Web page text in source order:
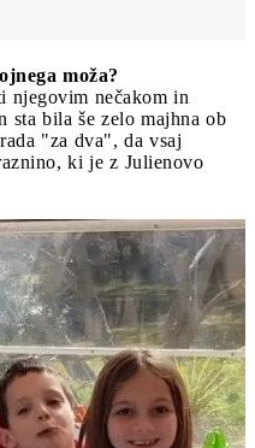
moža?
njegovim nečakom in
bila še zelo majhna ob
"za dva", da vsaj
ki je z Julienovo